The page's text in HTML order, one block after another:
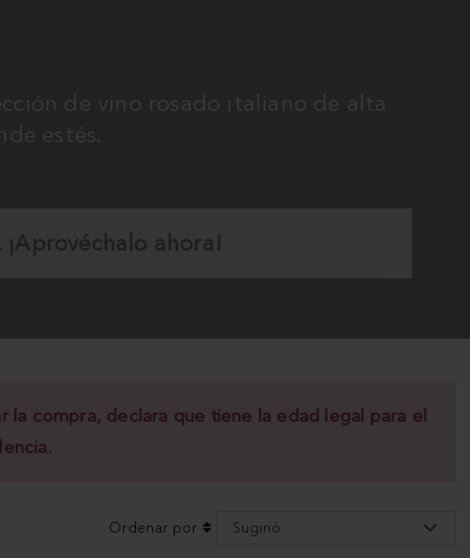
de vino rosado italiano de alta
estés.
ahora!
compra, declara que tiene la edad legal para el
Ordenar por